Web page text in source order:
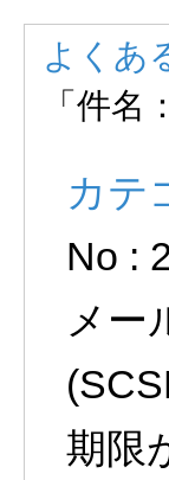
よくあ
「件名
カテ
No :
メー
期限